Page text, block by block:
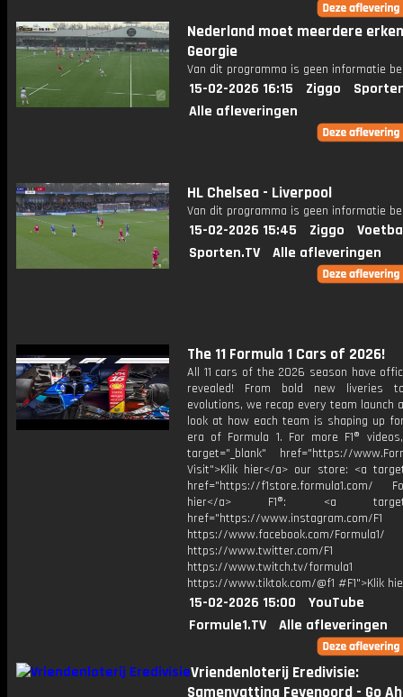
Nederland moet meerdere
Georgie
Van dit programma is geen informatie
15-02-2026 16:15 Ziggo
Alle afleveringen
HL Chelsea - Liverpool
Van dit programma is geen informatie
15-02-2026 15:45 Ziggo
Sporten.TV
Alle afleveringen
The 11 Formula 1 Cars of 2026!
All 11 cars of the 2026 season have
revealed! From bold new liveries
evolutions, we recap every team launch
look at how each team is shaping up
era of Formula 1. For more F1®
target="_blank" href="https://
Visit">Klik hier</a> our store: <a
href="https://f1store.formula1.com/
hier</a> F1®: <a
href="https://www.instagram.com/F1
https://www.facebook.com/Formula1/
https://www.twitter.com/F1
https://www.twitch.tv/formula1
https://www.tiktok.com/@f1 #F1">Klik
15-02-2026 15:00
YouTube
Formule1.TV
Alle afleveringen
Vriendenloterij Eredivisie:
Samenvatting Feyenoord - Go